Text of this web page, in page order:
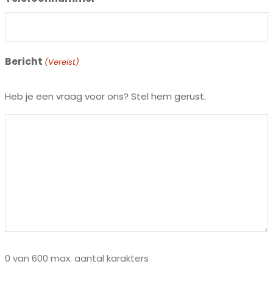
Bericht (Vereist)
Heb je een vraag voor ons? Stel hem gerust.
0 van 600 max. aantal karakters